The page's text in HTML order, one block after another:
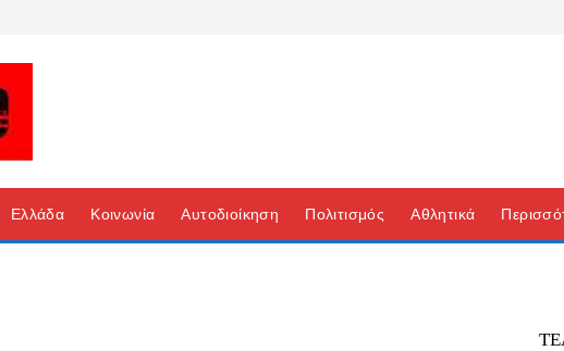
Ελλάδα Κοινωνία Αυτοδιοίκηση Πολιτισμός Αθλητικά